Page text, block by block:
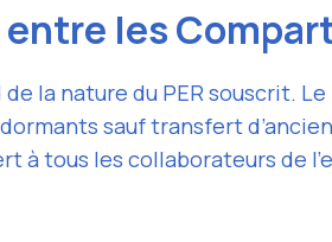
les
la nature du PER souscrit. Le
sauf transfert
à tous les collaborateurs de